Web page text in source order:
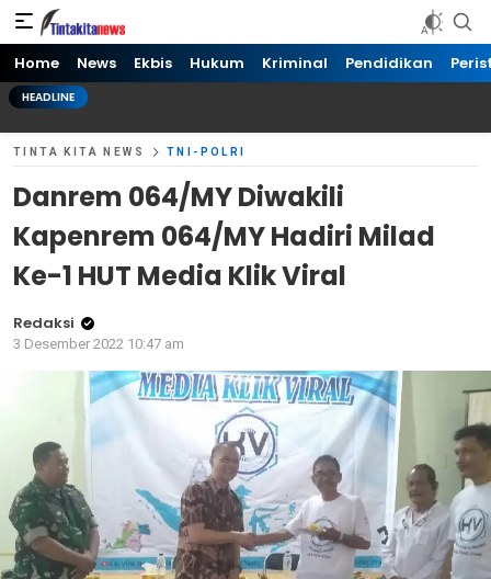
Tinta kita News
Informasi Terkini
Home News Ekbis Hukum Kriminal Pendidikan
HEADLINE
TINTA KITA NEWS TNI-POLRI
Danrem 064/MY Diwakili
Kapenrem 064/MY Hadiri Milad
Ke-1 HUT Media Klik Viral
Redaksi
3 Desember 2022 10:47 am